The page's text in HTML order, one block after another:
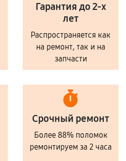
Гарантия до 2-х
лет
Распространяется как
на ремонт, так и на
запчасти
Срочный ремонт
Более 88% поломок
ремонтируем за 2 часа